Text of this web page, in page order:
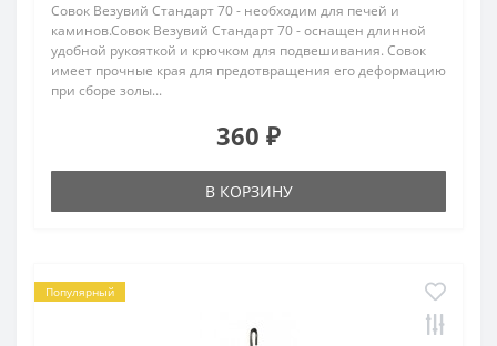
Совок Везувий Стандарт 70 - необходим для печей и
каминов.Совок Везувий Стандарт 70 - оснащен длинной
удобной рукояткой и крючком для подвешивания. Совок
имеет прочные края для предотвращения его деформацию
при сборе золы...
360 ₽
В КОРЗИНУ
Популярный